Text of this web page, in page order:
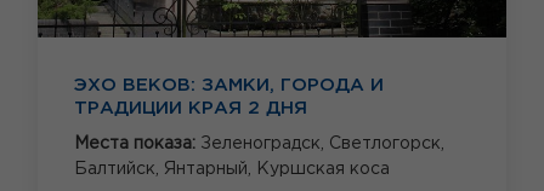
ЭХО ВЕКОВ: ЗАМКИ, ГОРОДА И
ТРАДИЦИИ КРАЯ 2 ДНЯ
Места показа: Зеленоградск, Светлогорск,
Балтийск, Янтарный, Куршская коса